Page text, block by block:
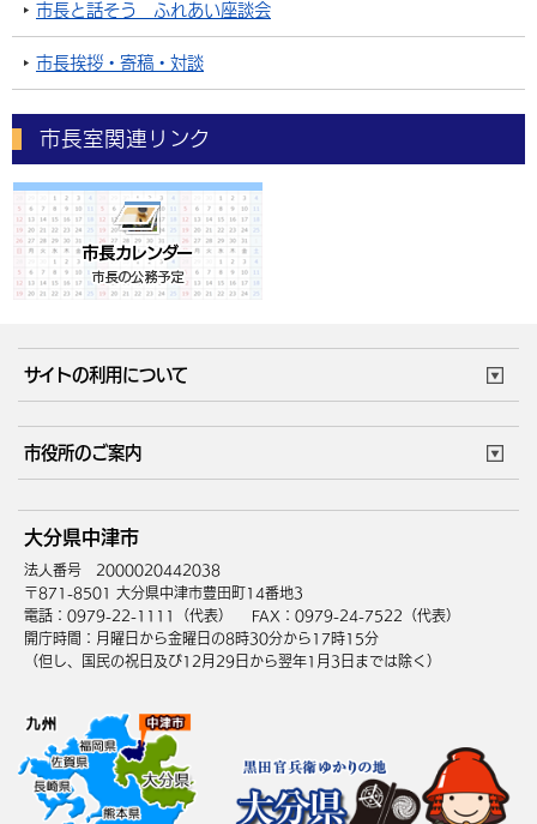
市長と話そう ふれあい座談会
市長挨拶・寄稿・対談
市長室関連リンク
サイトの利用について
サイトマップ
市役所のご案内
庁舎地図 組織案内
中津市へのアクセス
大分県中津市
法人番号 2000020442038
〒871-8501 大分県中津市豊田町14番地3
電話：0979-22-1111（代表）
FAX：0979-24-7522（代表）
開庁時間：月曜日から金曜日の8時30分から17時15分
（但し、国民の祝日及び12月29日から翌年1月3日までは除く）